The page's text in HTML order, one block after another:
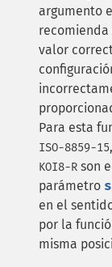
argumento
valor
Para esta
ISO-8859-15,
KOI8-R son
parámetro
en el
por la
misma